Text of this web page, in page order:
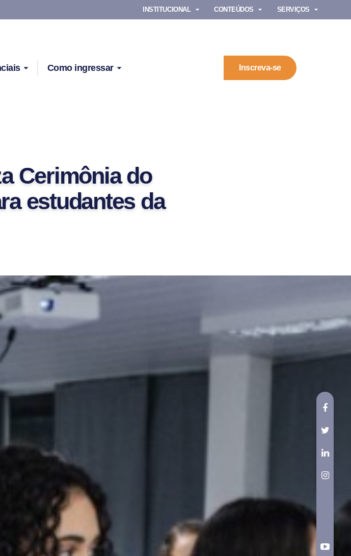
INSTITUCIONAL CONTEÚDOS SERVIÇOS
Como ingressar Inscreva-se
Cerimônia do
estudantes da